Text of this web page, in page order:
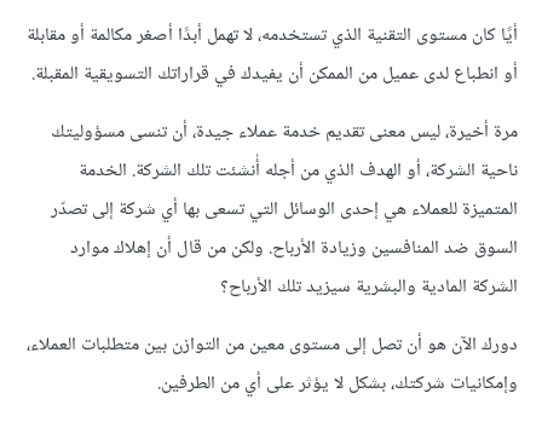
أيًا كان مستوى التقنية الذي تستخدمه، لا تهمل أبدًا أصغر مكالمة أو مقابلة
أو انطباع لدى عميل من الممكن أن يفيدك في قراراتك التسويقية المقبلة.
مرة أخيرة، ليس معنى تقديم خدمة عملاء جيدة، أن تنسى مسؤوليتك
ناحية الشركة، أو الهدف الذي من أجله أُنشئت تلك الشركة. الخدمة
المتميزة للعملاء هي إحدى الوسائل التي تسعى بها أي شركة إلى تصدّر
السوق ضد المنافسين وزيادة الأرباح. ولكن من قال أن إهلاك موارد
الشركة المادية والبشرية سيزيد تلك الأرباح؟
دورك الآن هو أن تصل إلى مستوى معين من التوازن بين متطلبات العملاء،
وإمكانيات شركتك، بشكل لا يؤثر على أي من الطرفين.